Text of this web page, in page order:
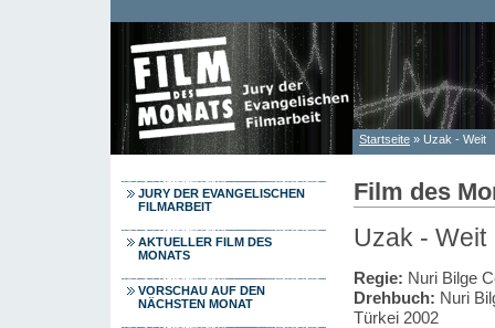
Sie sind hier
Startseite » Uzak - Weit
JURY DER EVANGELISCHEN
FILMARBEIT
AKTUELLER FILM DES
MONATS
VORSCHAU AUF DEN
NÄCHSTEN MONAT
Film des
Uzak - Weit
Regie: Nuri Bilge
Drehbuch: Nuri
Türkei 2002